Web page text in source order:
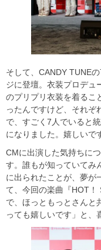
そして、CANDY TUNE
ジに登壇。衣装プロデュ
のプリプリ衣装を着るこ
ったんですけど、それぞ
で、すごく7人でいると
になりました。嬉しいで
CMに出演した気持ちに
す。誰もが知っていてみ
に出られたことが、夢が
て、今回の楽曲『HOT
で、ほっともっとさんと
っても嬉しいです」と、